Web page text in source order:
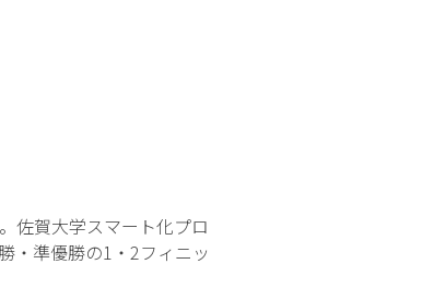
佐賀大学スマート化プロ
・準優勝の1・2フィニッ